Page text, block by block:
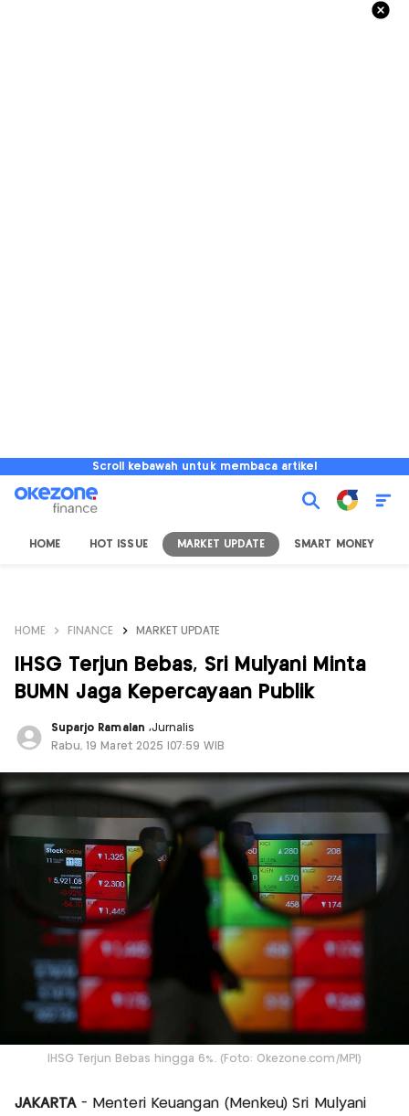
Scroll kebawah untuk membaca artikel
HOME HOT ISSUE MARKET UPDATE SMART MONEY
HOME FINANCE MARKET UPDATE
IHSG Terjun Bebas, Sri Mulyani Minta
BUMN Jaga Kepercayaan Publik
Suparjo Ramalan ,Jurnalis
Rabu, 19 Maret 2025 |07:59 WIB
IHSG Terjun Bebas hingga 6%. (Foto: Okezone.com/MPI)
JAKARTA - Menteri Keuangan (Menkeu) Sri Mulyani